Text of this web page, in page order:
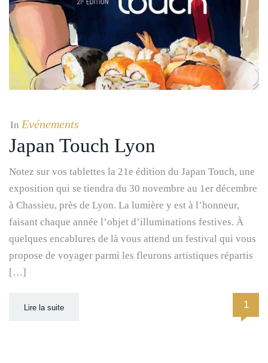
In Evénements
Japan Touch Lyon
Notez sur vos tablettes la 21e édition du Japan Touch, une
exposition qui se tiendra du 30 novembre au 1er décembre
à Chassieu, près de Lyon. La lumière y est à l’honneur,
faisant chaque année l’objet d’illuminations festives. À
quelques encablures de là vous attend un festival qui vous
propose de voyager parmi les fleurons artistiques répartis
[…]
Lire la suite 1